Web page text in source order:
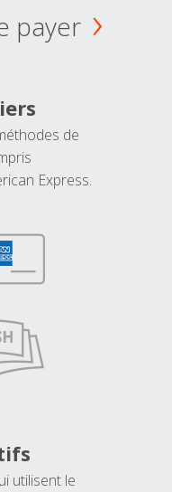
payer
de
Express.
utilisent le